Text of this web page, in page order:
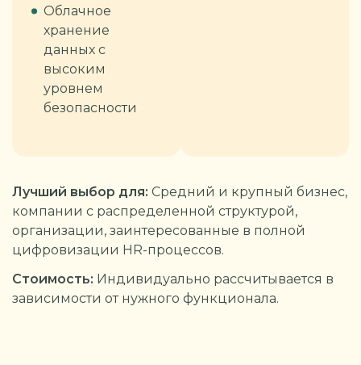
Облачное
хранение
данных с
высоким
уровнем
безопасности
Лучший выбор для: Средний и крупный бизнес,
компании с распределенной структурой,
организации, заинтересованные в полной
цифровизации HR-процессов.
Стоимость: Индивидуально рассчитывается в
зависимости от нужного функционала.